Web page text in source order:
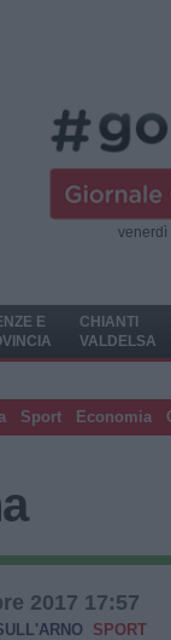
venerdì
E
CHIANTI
VALDELSA
Sport Economia
2017 17:57
SPORT